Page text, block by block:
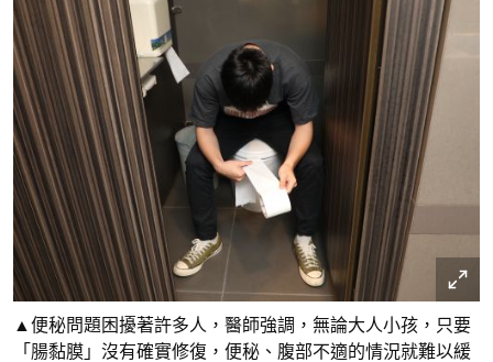
▲便秘問題困擾著許多人，醫師強調，無論大人小孩，只要
「腸黏膜」沒有確實修復，便秘、腹部不適的情況就難以緩